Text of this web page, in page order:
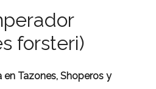
forsteri)
Tazones, Shoperos y